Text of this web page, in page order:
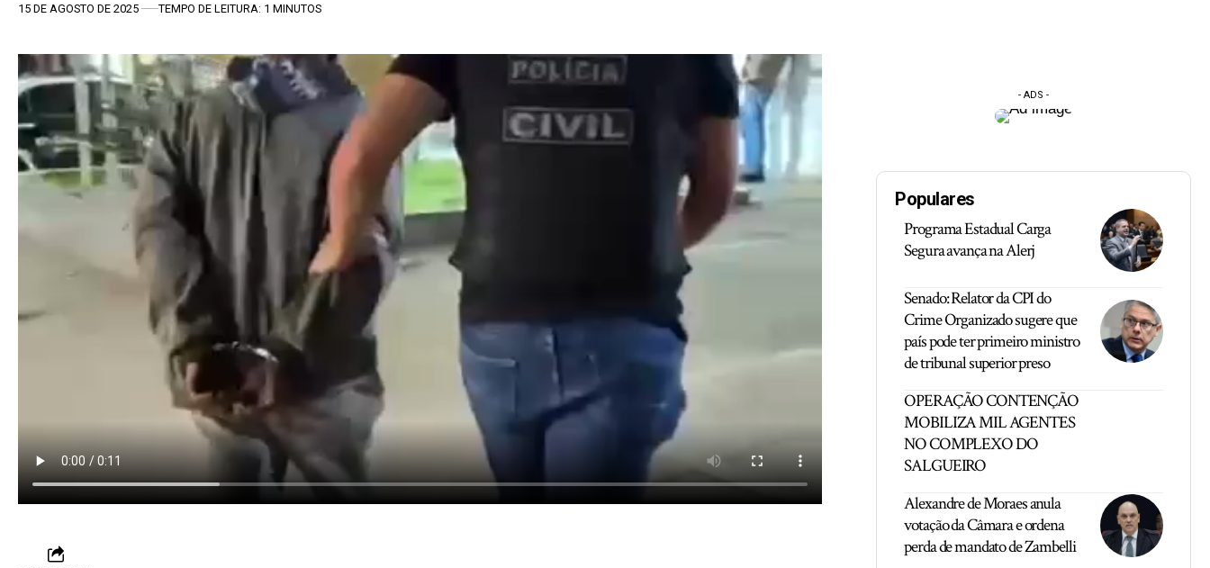
15 DE AGOSTO DE 2025 TEMPO DE LEITURA: 1 MINUTOS
- ADS -
Populares
Programa Estadual Carga
Segura avança na Alerj
Senado: Relator da CPI do
Crime Organizado sugere que
país pode ter primeiro ministro
de tribunal superior preso
OPERAÇÃO CONTENÇÃO
MOBILIZA MIL AGENTES
NO COMPLEXO DO
SALGUEIRO
Alexandre de Moraes anula
votação da Câmara e ordena
perda de mandato de Zambelli